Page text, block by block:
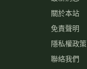
關於本站
免責聲明
隱私權政策
聯絡我們